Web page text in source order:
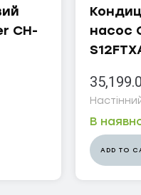
CH-
В
насос
ADD TO
Inverter
Inverter